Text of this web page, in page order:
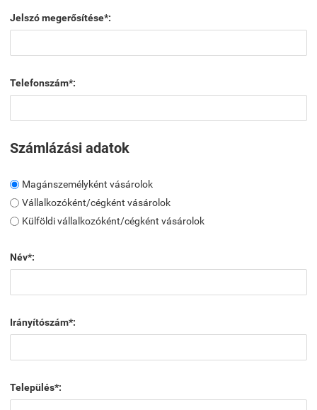
Jelszó megerősítése*:
Telefonszám*:
Számlázási adatok
Magánszemélyként vásárolok
Vállalkozóként/cégként vásárolok
Külföldi vállalkozóként/cégként vásárolok
Név*:
Irányítószám*:
Település*: